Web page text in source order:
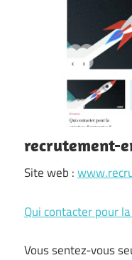
recrutement-
Site web :
Qui contacter pour
Vous sentez-vous